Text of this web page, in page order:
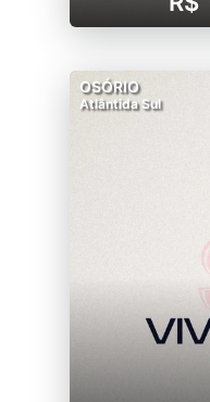
OSÓRIO
Atlântida Sul